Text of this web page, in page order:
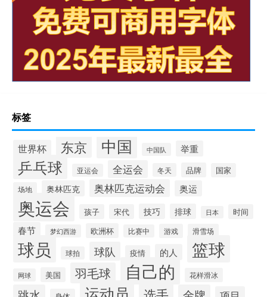
标签
世界杯 东京 中国 中国队 举重
乒乓球 亚运会 全运会 冬天 品牌 国家
场地 奥林匹克 奥林匹克运动会 奥运
奥运会 孩子 宋代 技巧 排球 日本 时间
春节 梦幻西游 欧洲杯 比赛中 游戏 滑雪场
球员 球拍 球队 疫情 的人 篮球
网球 美国 羽毛球 自己的 花样滑冰